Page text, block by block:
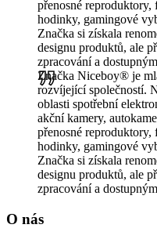
přenosné reproduktory,
hodinky, gamingové
Značka si získala
designu produktů, ale
zpracování a
Značka Niceboy® je
rozvíjející společností.
oblasti spotřební
akční kamery,
přenosné reproduktory,
hodinky, gamingové
Značka si získala
designu produktů, ale
zpracování a
O nás